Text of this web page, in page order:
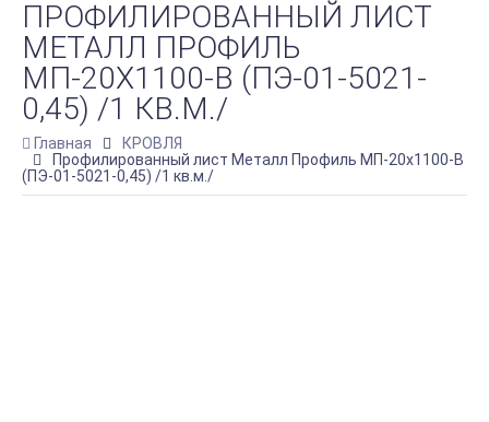
ПРОФИЛИРОВАННЫЙ ЛИСТ
МЕТАЛЛ ПРОФИЛЬ
МП-20Х1100-B (ПЭ-01-5021-
0,45) /1 КВ.М./
Главная
КРОВЛЯ
Профилированный лист Металл Профиль МП-20х1100-B
(ПЭ-01-5021-0,45) /1 кв.м./